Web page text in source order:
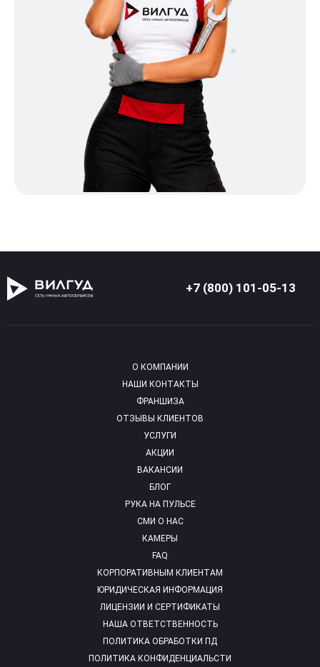
+7 (800) 101-05-13
О КОМПАНИИ
НАШИ КОНТАКТЫ
ФРАНШИЗА
ОТЗЫВЫ КЛИЕНТОВ
УСЛУГИ
АКЦИИ
ВАКАНСИИ
БЛОГ
РУКА НА ПУЛЬСЕ
СМИ О НАС
КАМЕРЫ
FAQ
КОРПОРАТИВНЫМ КЛИЕНТАМ
ЮРИДИЧЕСКАЯ ИНФОРМАЦИЯ
ЛИЦЕНЗИИ И СЕРТИФИКАТЫ
НАША ОТВЕТСТВЕННОСТЬ
ПОЛИТИКА ОБРАБОТКИ ПД
ПОЛИТИКА КОНФИДЕНЦИАЛЬСТИ